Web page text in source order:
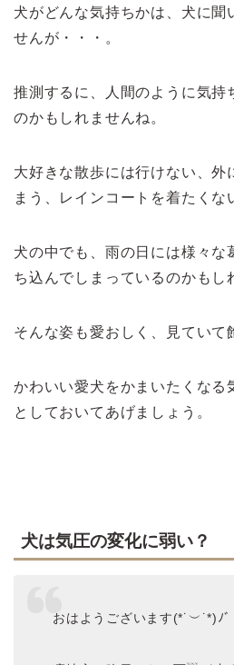
犬がどんな気持ちかは、犬に聞
せんが・・・。
推測するに、人間のように気持
のかもしれませんね。
大好きな散歩には行けない、外
まう、レインコートを着たくな
犬の中でも、雨の日には様々な
ち込んでしまっているのかもし
そんな姿も愛おしく、見ていて
かわいい愛犬をかまいたくなる
としておいてあげましょう。
犬は気圧の変化に弱い？
おはようございます(*˙︶˙*)ﾉﾞ